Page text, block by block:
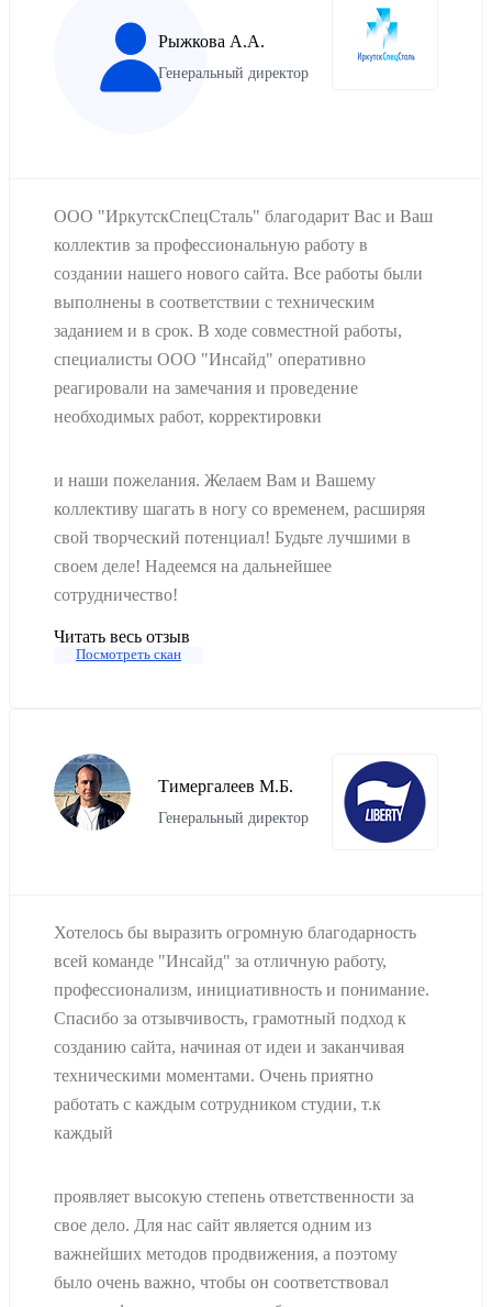
Рыжкова А.А.
Генеральный директор
ООО "ИркутскСпецСталь" благодарит Вас и Ваш
коллектив за профессиональную работу в
создании нашего нового сайта. Все работы были
выполнены в соответствии с техническим
заданием и в срок. В ходе совместной работы,
специалисты ООО "Инсайд" оперативно
реагировали на замечания и проведение
необходимых работ, корректировки
и наши пожелания. Желаем Вам и Вашему
коллективу шагать в ногу со временем, расширяя
свой творческий потенциал! Будьте лучшими в
своем деле! Надеемся на дальнейшее
сотрудничество!
Читать весь отзыв
Посмотреть скан
Тимергалеев М.Б.
Генеральный директор
Хотелось бы выразить огромную благодарность
всей команде "Инсайд" за отличную работу,
профессионализм, инициативность и понимание.
Спасибо за отзывчивость, грамотный подход к
созданию сайта, начиная от идеи и заканчивая
техническими моментами. Очень приятно
работать с каждым сотрудником студии, т.к
каждый
проявляет высокую степень ответственности за
свое дело. Для нас сайт является одним из
важнейших методов продвижения, а поэтому
было очень важно, чтобы он соответствовал